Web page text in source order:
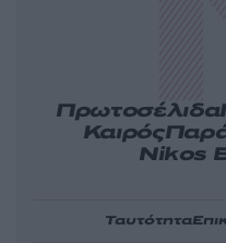
Πρωτοσέλιδα
Καιρός
Nikos
Ταυτότητα